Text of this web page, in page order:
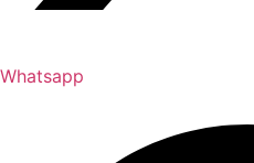
Whatsapp